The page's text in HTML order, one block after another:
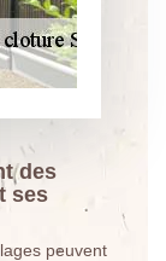
des
ses
peuvent